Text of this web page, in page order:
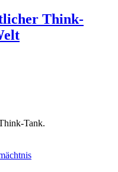
Think-
Tank.